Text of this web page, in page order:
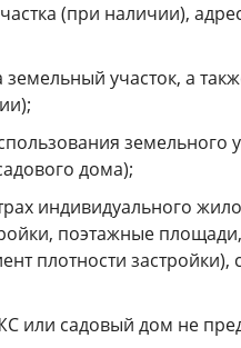
(при наличии),
участок, а
земельного
дома);
индивидуального
поэтажные
плотности застройки),
или садовый дом не